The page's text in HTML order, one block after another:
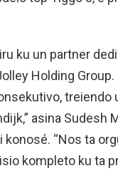
ku un partner
Holding
treiendo
asina Sudesh
konosé. “Nos ta
kompleto ku ta